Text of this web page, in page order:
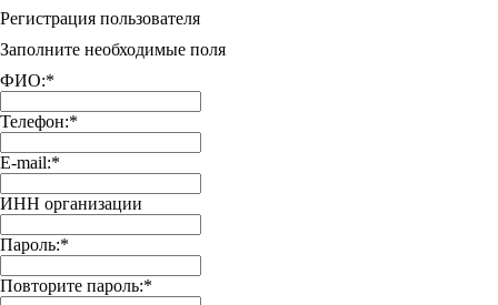
Регистрация пользователя
Заполните необходимые поля
ФИО:*
Телефон:*
E-mail:*
ИНН организации
Пароль:*
Повторите пароль:*